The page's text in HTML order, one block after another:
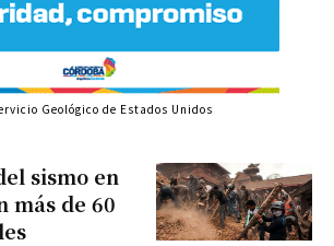
sismo en
más de 60
Geológico de Estados Unidos